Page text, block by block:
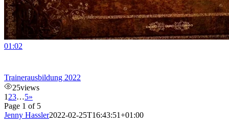
01:02
Trainerausbildung 2022
25views
1 23…5»
Page 1 of 5
Jenny Hassler2022-02-25T16:43:51+01:00